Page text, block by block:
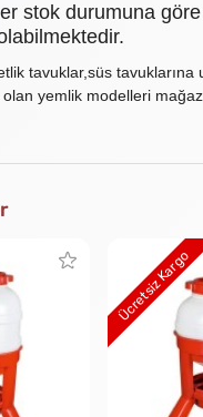
stok durumuna göre
tavuklar,süs
yemlik modelleri
Ücretsiz Kargo